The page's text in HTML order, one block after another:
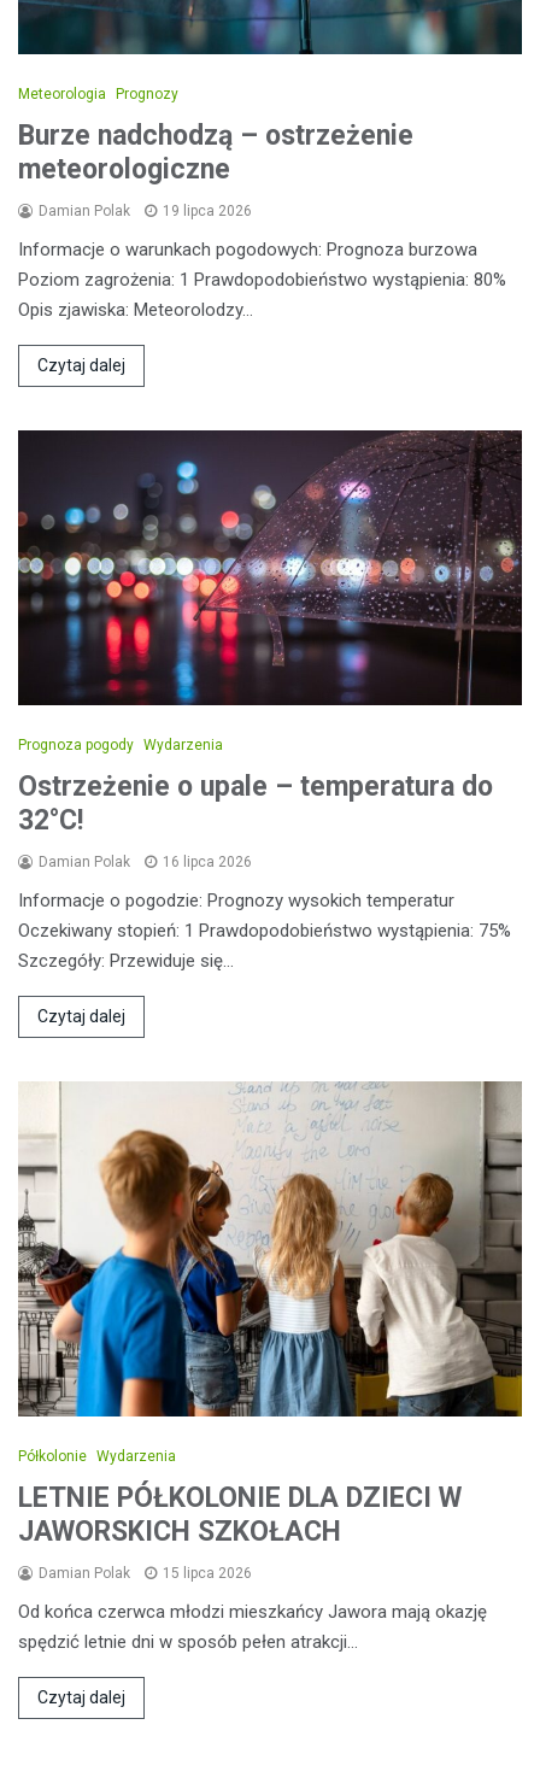
Meteorologia Prognozy
Burze nadchodzą – ostrzeżenie
meteorologiczne
Damian Polak 19 lipca 2026
Informacje o warunkach pogodowych: Prognoza burzowa
Poziom zagrożenia: 1 Prawdopodobieństwo wystąpienia: 80%
Opis zjawiska: Meteorolodzy…
Czytaj dalej
Prognoza pogody Wydarzenia
Ostrzeżenie o upale – temperatura do
32°C!
Damian Polak 16 lipca 2026
Informacje o pogodzie: Prognozy wysokich temperatur
Oczekiwany stopień: 1 Prawdopodobieństwo wystąpienia: 75%
Szczegóły: Przewiduje się…
Czytaj dalej
Półkolonie Wydarzenia
LETNIE PÓŁKOLONIE DLA DZIECI W
JAWORSKICH SZKOŁACH
Damian Polak 15 lipca 2026
Od końca czerwca młodzi mieszkańcy Jawora mają okazję
spędzić letnie dni w sposób pełen atrakcji…
Czytaj dalej